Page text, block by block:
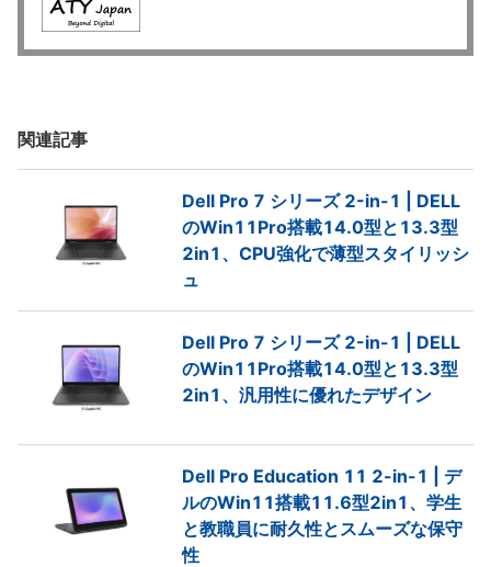
関連記事
Dell Pro 7 シリーズ 2-in-1 | DELL
のWin11Pro搭載14.0型と13.3型
2in1、CPU強化で薄型スタイリッシ
ュ
Dell Pro 7 シリーズ 2-in-1 | DELL
のWin11Pro搭載14.0型と13.3型
2in1、汎用性に優れたデザイン
Dell Pro Education 11 2-in-1 | デ
ルのWin11搭載11.6型2in1、学生
と教職員に耐久性とスムーズな保守
性